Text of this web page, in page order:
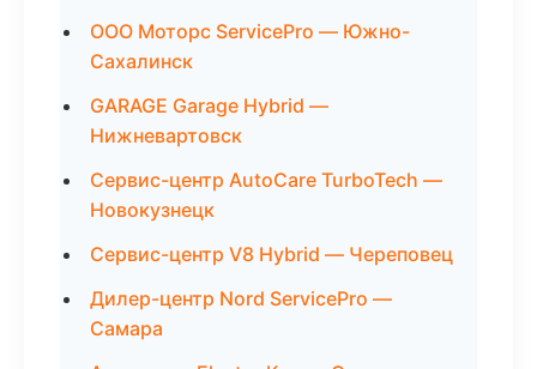
ООО Моторс ServicePro — Южно-
Сахалинск
GARAGE Garage Hybrid —
Нижневартовск
Сервис-центр AutoCare TurboTech —
Новокузнецк
Сервис-центр V8 Hybrid — Череповец
Дилер-центр Nord ServicePro —
Самара